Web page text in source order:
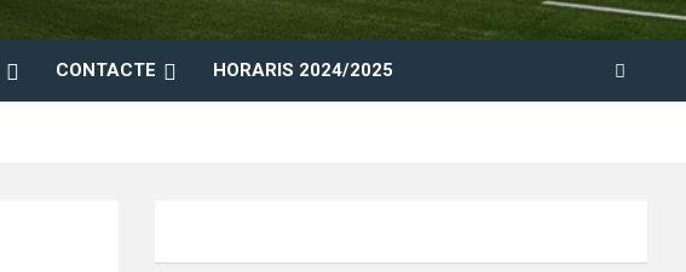
CONTACTE HORARIS 2024/2025